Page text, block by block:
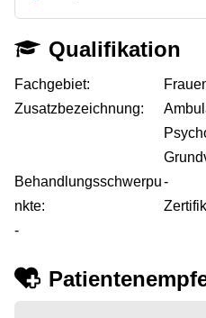
Qualifikation
Fachgebiet:
Zusatzbezeichnung:
Behandlungsschwerpu
nkte:
-
-